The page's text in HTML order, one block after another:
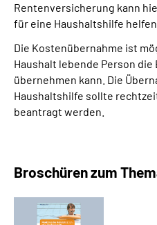
Language
Inhalte in
Leichte Sprache
Mein
Rentenversicherung kann
für eine Haushaltshilfe helfen.
Die Kostenübernahme ist
Haushalt lebende Person
übernehmen kann. Die
Haushaltshilfe sollte
beantragt werden.
Broschüren zum